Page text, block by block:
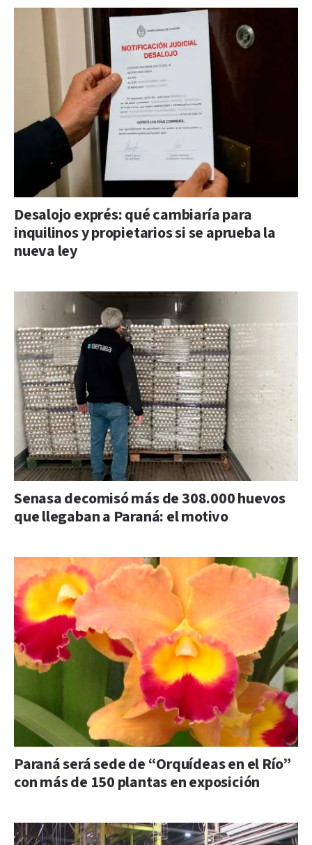
Desalojo exprés: qué cambiaría para
inquilinos y propietarios si se aprueba la
nueva ley
Senasa decomisó más de 308.000 huevos
que llegaban a Paraná: el motivo
Paraná será sede de “Orquídeas en el Río”
con más de 150 plantas en exposición